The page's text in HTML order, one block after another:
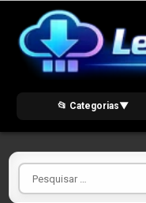
content
📂 Categorias▼
Pesquisar
por